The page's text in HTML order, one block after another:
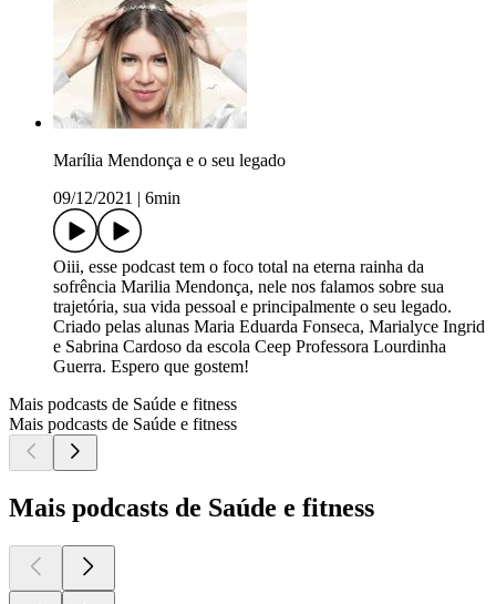
Marília Mendonça e o seu legado
09/12/2021
6min
Oiii, esse podcast tem o foco total na eterna rainha da
sofrência Marilia Mendonça, nele nos falamos sobre sua
trajetória, sua vida pessoal e principalmente o seu legado.
Criado pelas alunas Maria Eduarda Fonseca, Marialyce Ingrid
e Sabrina Cardoso da escola Ceep Professora Lourdinha
Guerra. Espero que gostem!
Mais podcasts de Saúde e fitness
Mais podcasts de Saúde e fitness
Mais podcasts de Saúde e fitness